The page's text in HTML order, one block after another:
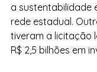
a sustentabilidade
rede estadual.
tiveram a licitação
R$ 2,5 bilhões em